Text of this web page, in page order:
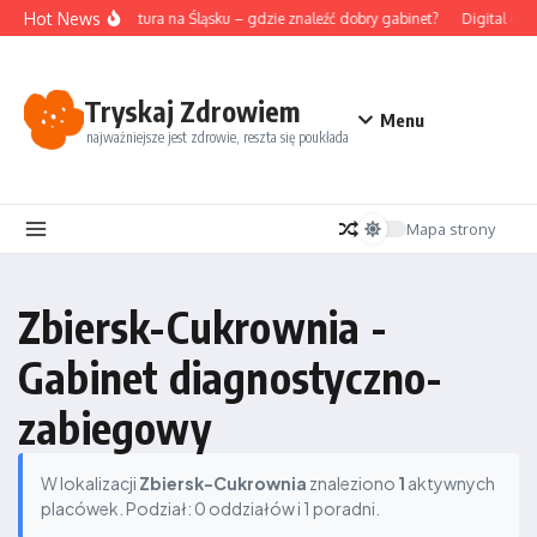
Przejdź do treści
Hot NewsAkupunktura na Śląsku – gdzie znaleźć dobry gabinet? Digital
Tryskaj Zdrowiem
najważniejsze jest zdrowie, reszta się poukłada
Menu
Mapa strony
Zbiersk-Cukrownia -
Gabinet diagnostyczno-
zabiegowy
W lokalizacji Zbiersk-Cukrownia znaleziono 1 aktywnych
placówek. Podział: 0 oddziałów i 1 poradni.